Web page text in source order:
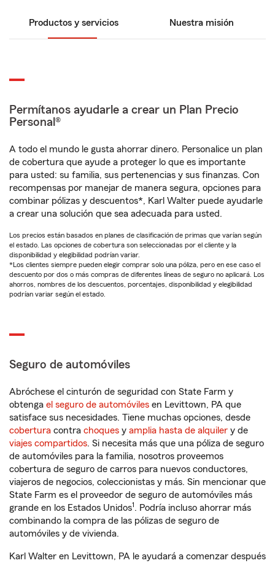
Productos y servicios Nuestra misión
Permítanos ayudarle a crear un Plan Precio
Personal®
A todo el mundo le gusta ahorrar dinero. Personalice un plan
de cobertura que ayude a proteger lo que es importante
para usted: su familia, sus pertenencias y sus finanzas. Con
recompensas por manejar de manera segura, opciones para
combinar pólizas y descuentos*, Karl Walter puede ayudarle
a crear una solución que sea adecuada para usted.
Los precios están basados en planes de clasificación de primas que varían según
el estado. Las opciones de cobertura son seleccionadas por el cliente y la
disponibilidad y elegibilidad podrían variar.
*Los clientes siempre pueden elegir comprar solo una póliza, pero en ese caso el
descuento por dos o más compras de diferentes líneas de seguro no aplicará. Los
ahorros, nombres de los descuentos, porcentajes, disponibilidad y elegibilidad
podrían variar según el estado.
Seguro de automóviles
Abróchese el cinturón de seguridad con State Farm y
obtenga el seguro de automóviles en Levittown, PA que
satisface sus necesidades. Tiene muchas opciones, desde
cobertura contra choques y amplia hasta de alquiler y de
viajes compartidos. Si necesita más que una póliza de seguro
de automóviles para la familia, nosotros proveemos
cobertura de seguro de carros para nuevos conductores,
viajeros de negocios, coleccionistas y más. Sin mencionar que
State Farm es el proveedor de seguro de automóviles más
grande en los Estados Unidos1. Podría incluso ahorrar más
combinando la compra de las pólizas de seguro de
automóviles y de vivienda.
Karl Walter en Levittown, PA le ayudará a comenzar después